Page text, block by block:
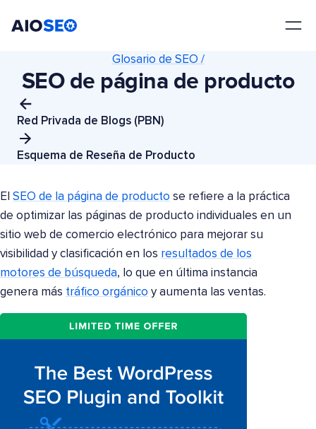
Red Privada de Blogs (PBN)
Glosario de SEO /
SEO de página de producto
Esquema de Reseña de Producto
El SEO de la página de producto se refiere a la práctica
de optimizar las páginas de producto individuales en un
sitio web de comercio electrónico para mejorar su
visibilidad y clasificación en los resultados de los
motores de búsqueda, lo que en última instancia
genera más tráfico orgánico y aumenta las ventas.